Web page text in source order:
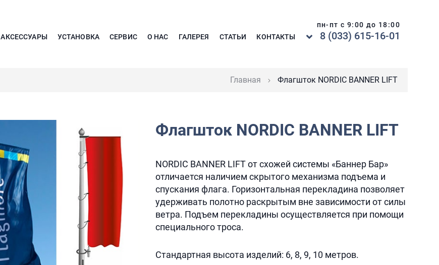
АКСЕССУАРЫ УСТАНОВКА СЕРВИС О НАС ГАЛЕРЕЯ СТАТЬИ КОНТАКТЫ
пн-пт с 9:00 до 18:00
8 (033) 615-16-01
Главная Флагшток NORDIC BANNER LIFT
Флагшток NORDIC BANNER LIFT
NORDIC BANNER LIFT от схожей системы «Баннер Бар»
отличается наличием скрытого механизма подъема и
спускания флага. Горизонтальная перекладина позволяет
удерживать полотно раскрытым вне зависимости от силы
ветра. Подъем перекладины осуществляется при помощи
специального троса.
Стандартная высота изделий: 6, 8, 9, 10 метров.